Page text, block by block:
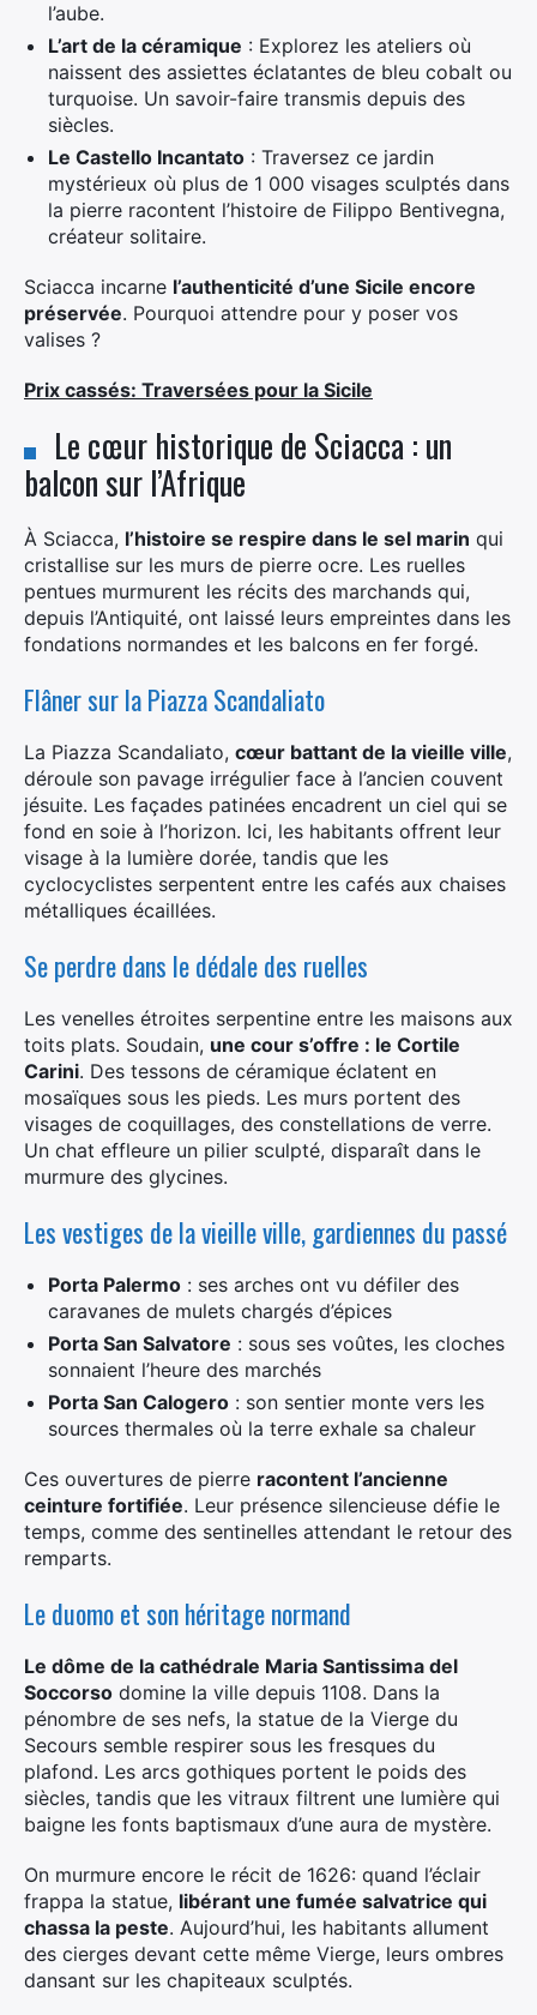
l’aube.
L’art de la céramique : Explorez les ateliers où
naissent des assiettes éclatantes de bleu cobalt ou
turquoise. Un savoir-faire transmis depuis des
siècles.
Le Castello Incantato : Traversez ce jardin
mystérieux où plus de 1 000 visages sculptés dans
la pierre racontent l’histoire de Filippo Bentivegna,
créateur solitaire.
Sciacca incarne l’authenticité d’une Sicile encore
préservée. Pourquoi attendre pour y poser vos
valises ?
Prix cassés: Traversées pour la Sicile
Le cœur historique de Sciacca : un
balcon sur l’Afrique
À Sciacca, l’histoire se respire dans le sel marin qui
cristallise sur les murs de pierre ocre. Les ruelles
pentues murmurent les récits des marchands qui,
depuis l’Antiquité, ont laissé leurs empreintes dans les
fondations normandes et les balcons en fer forgé.
Flâner sur la Piazza Scandaliato
La Piazza Scandaliato, cœur battant de la vieille ville,
déroule son pavage irrégulier face à l’ancien couvent
jésuite. Les façades patinées encadrent un ciel qui se
fond en soie à l’horizon. Ici, les habitants offrent leur
visage à la lumière dorée, tandis que les
cyclocyclistes serpentent entre les cafés aux chaises
métalliques écaillées.
Se perdre dans le dédale des ruelles
Les venelles étroites serpentine entre les maisons aux
toits plats. Soudain, une cour s’offre : le Cortile
Carini. Des tessons de céramique éclatent en
mosaïques sous les pieds. Les murs portent des
visages de coquillages, des constellations de verre.
Un chat effleure un pilier sculpté, disparaît dans le
murmure des glycines.
Les vestiges de la vieille ville, gardiennes du passé
Porta Palermo : ses arches ont vu défiler des
caravanes de mulets chargés d’épices
Porta San Salvatore : sous ses voûtes, les cloches
sonnaient l’heure des marchés
Porta San Calogero : son sentier monte vers les
sources thermales où la terre exhale sa chaleur
Ces ouvertures de pierre racontent l’ancienne
ceinture fortifiée. Leur présence silencieuse défie le
temps, comme des sentinelles attendant le retour des
remparts.
Le duomo et son héritage normand
Le dôme de la cathédrale Maria Santissima del
Soccorso domine la ville depuis 1108. Dans la
pénombre de ses nefs, la statue de la Vierge du
Secours semble respirer sous les fresques du
plafond. Les arcs gothiques portent le poids des
siècles, tandis que les vitraux filtrent une lumière qui
baigne les fonts baptismaux d’une aura de mystère.
On murmure encore le récit de 1626: quand l’éclair
frappa la statue, libérant une fumée salvatrice qui
chassa la peste. Aujourd’hui, les habitants allument
des cierges devant cette même Vierge, leurs ombres
dansant sur les chapiteaux sculptés.